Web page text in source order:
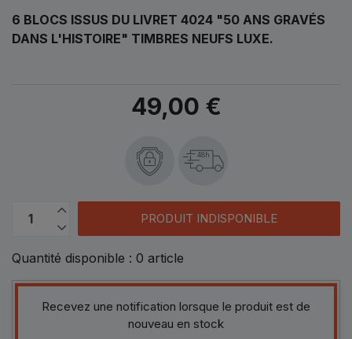
6 BLOCS ISSUS DU LIVRET 4024 "50 ANS GRAVÉS
DANS L'HISTOIRE" TIMBRES NEUFS LUXE.
49,00 €
48h
PRODUIT INDISPONIBLE
Quantité disponible : 0 article
Recevez une notification lorsque le produit est de
nouveau en stock